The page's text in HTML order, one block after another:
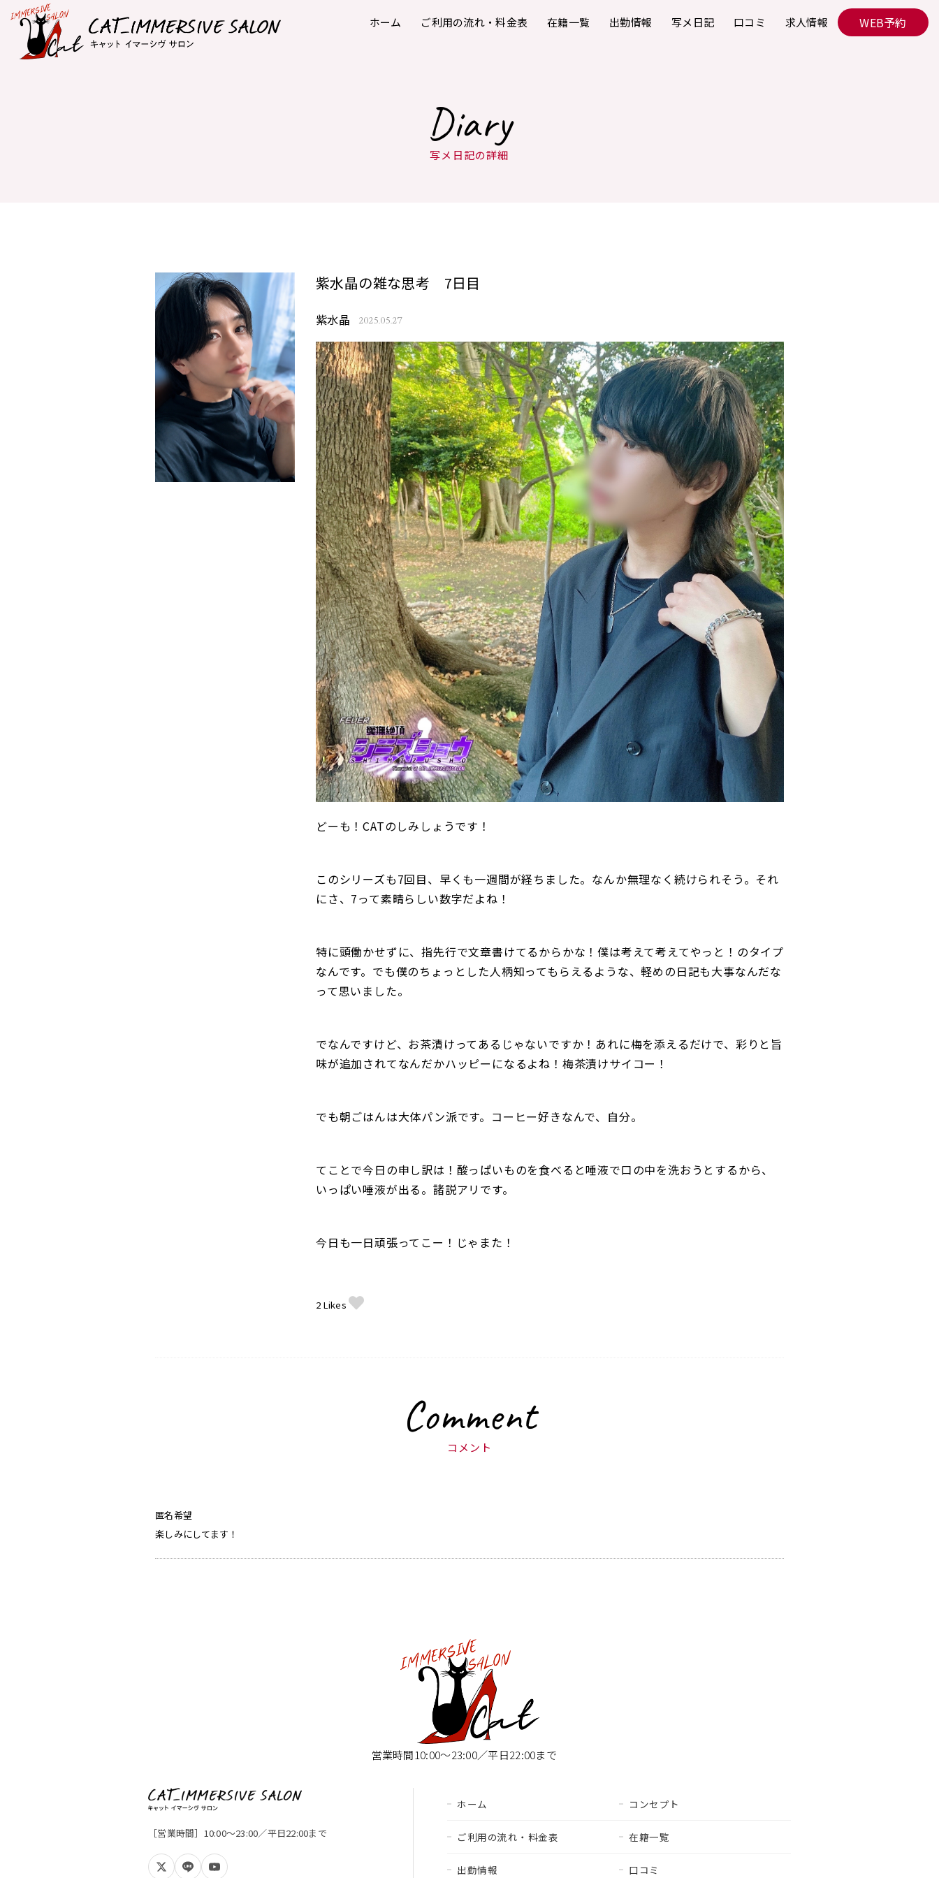
ホーム ご利用の流れ・料金表 在籍一覧 出勤情報 写メ日記 口コミ 求人情報 WEB予約
Diary
写メ日記の詳細
紫水晶の雑な思考 7日目
紫水晶 2025.05.27
どーも！CATのしみしょうです！
このシリーズも7回目、早くも一週間が経ちました。なんか無理なく続けられそう。それ
にさ、7って素晴らしい数字だよね！
特に頭働かせずに、指先行で文章書けてるからかな！僕は考えて考えてやっと！のタイプ
なんです。でも僕のちょっとした人柄知ってもらえるような、軽めの日記も大事なんだな
って思いました。
でなんですけど、お茶漬けってあるじゃないですか！あれに梅を添えるだけで、彩りと旨
味が追加されてなんだかハッピーになるよね！梅茶漬けサイコー！
でも朝ごはんは大体パン派です。コーヒー好きなんで、自分。
てことで今日の申し訳は！酸っぱいものを食べると唾液で口の中を洗おうとするから、
いっぱい唾液が出る。諸説アリです。
今日も一日頑張ってこー！じゃまた！
2 Likes
Comment
コメント
匿名希望
楽しみにしてます！
営業時間10:00〜23:00／平日22:00まで
［営業時間］10:00〜23:00／平日22:00まで
ホーム コンセプト
ご利用の流れ・料金表 在籍一覧
出勤情報 口コミ